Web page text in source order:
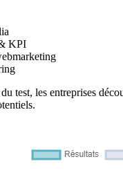
KPI
test, les entreprises